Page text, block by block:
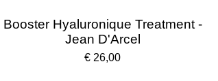
Booster Hyaluronique Treatment -
Jean D'Arcel
€ 26,00